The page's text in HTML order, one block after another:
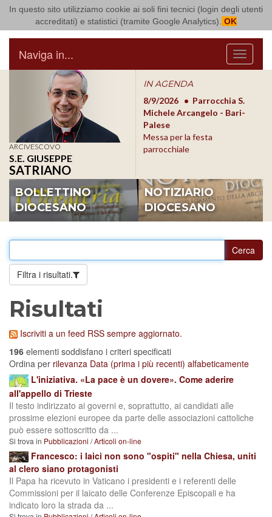
In questo sito utilizziamo cookie ai soli fini tecnici (login degli utenti
accreditati) e statistici (tramite Google Analytics). OK
Arcidiocesi di Bari Bitonto
Menu
Naviga in...
ARCIVESCOVO
S.E. GIUSEPPE
SATRIANO
IN AGENDA
8/17/2026
Conversano
Conferenza Episcopale
Pugliese
8/9/2026
Parrocchia S.
Michele Arcangelo - Bari-
Palese
Messa per la festa
parrocchiale
BOLLETTINO
DIOCESANO
NOTIZIARIO
DIOCESANO
Filtra i risultati.
Risultati
Iscriviti a un feed RSS sempre aggiornato.
196 elementi soddisfano i criteri specificati
Ordina per rilevanza Data (prima i più recenti) alfabeticamente
L'iniziativa. «La pace è un dovere». Come aderire
all'appello di Trieste
Il testo indirizzato ai governi e, soprattutto, ai candidati alle
prossime elezioni europee da parte delle associazioni cattoliche
può essere sottoscritto da ...
Si trova in Pubblicazioni /Articoli on-line
Francesco: i laici non sono "ospiti" nella Chiesa, uniti
al clero siano protagonisti
Il Papa ha ricevuto in Vaticano i presidenti e i referenti delle
Commissioni per il laicato delle Conferenze Episcopali e ha
indicato loro la strada da ...